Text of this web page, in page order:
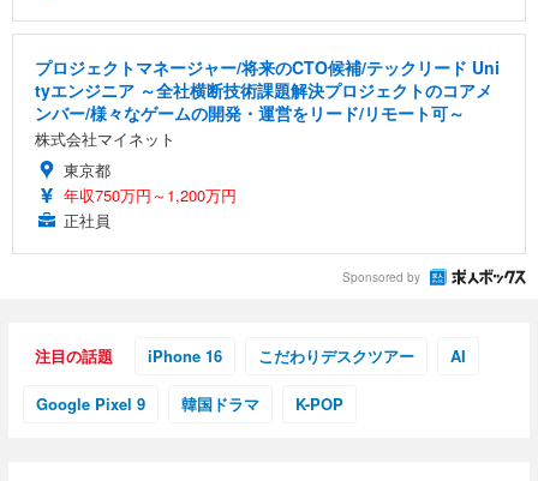
プロジェクトマネージャー/将来のCTO候補/テックリード Uni
tyエンジニア ～全社横断技術課題解決プロジェクトのコアメ
ンバー/様々なゲームの開発・運営をリード/リモート可～
株式会社マイネット
東京都
年収750万円～1,200万円
正社員
Sponsored by
注目の話題 iPhone 16 こだわりデスクツアー AI
Google Pixel 9 韓国ドラマ K-POP